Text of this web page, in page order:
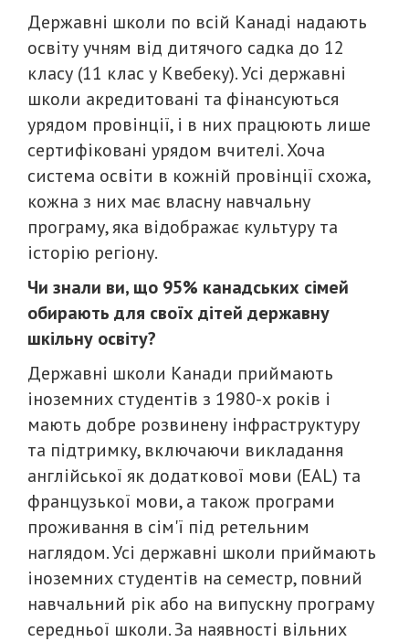
Державні школи по всій Канаді надають
освіту учням від дитячого садка до 12
класу (11 клас у Квебеку). Усі державні
школи акредитовані та фінансуються
урядом провінції, і в них працюють лише
сертифіковані урядом вчителі. Хоча
система освіти в кожній провінції схожа,
кожна з них має власну навчальну
програму, яка відображає культуру та
історію регіону.
Чи знали ви, що 95% канадських сімей
обирають для своїх дітей державну
шкільну освіту?
Державні школи Канади приймають
іноземних студентів з 1980-х років і
мають добре розвинену інфраструктуру
та підтримку, включаючи викладання
англійської як додаткової мови (EAL) та
французької мови, а також програми
проживання в сім'ї під ретельним
наглядом. Усі державні школи приймають
іноземних студентів на семестр, повний
навчальний рік або на випускну програму
середньої школи. За наявності вільних